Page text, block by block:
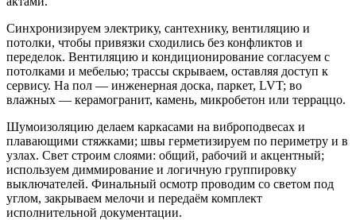
Синхронизируем электрику, сантехнику, вентиляцию и
потолки, чтобы привязки сходились без конфликтов и
переделок. Вентиляцию и кондиционирование согласуем с
потолками и мебелью; трассы скрываем, оставляя доступ к
сервису. На пол — инженерная доска, паркет, LVT; во
влажных — керамогранит, камень, микробетон или терраццо.
Шумоизоляцию делаем каркасами на виброподвесах и
плавающими стяжками; швы герметизируем по периметру и в
узлах. Свет строим слоями: общий, рабочий и акцентный;
используем диммирование и логичную группировку
выключателей. Финальный осмотр проводим со светом под
углом, закрываем мелочи и передаём комплект
исполнительной документации.